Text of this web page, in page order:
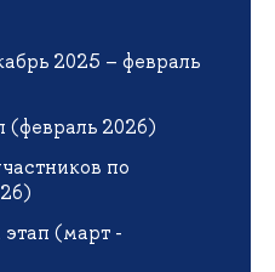
2025 – февраль
(февраль 2026)
по
(март -